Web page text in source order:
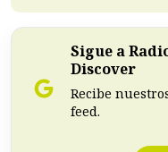
Sigue a
Discover
Recibe
feed.